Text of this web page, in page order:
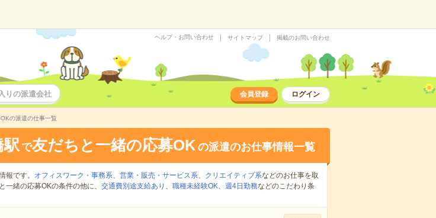
ヘルプ・お問い合わせ サイトマップ 掲載のお問い合わせ
りの派遣会社 会員登録 ログイン
の派遣の仕事一覧
駅 で友だちと一緒の応募OKの派遣のお仕事情報一覧
報です。 オフィスワーク・事務系、 営業・販売・サービス系、 クリエイティブ系などのお仕事を取
一緒の応募OKの条件の他に、 交通費別途支給あり 、 職種未経験OK、 週4日勤務などのこだわり条